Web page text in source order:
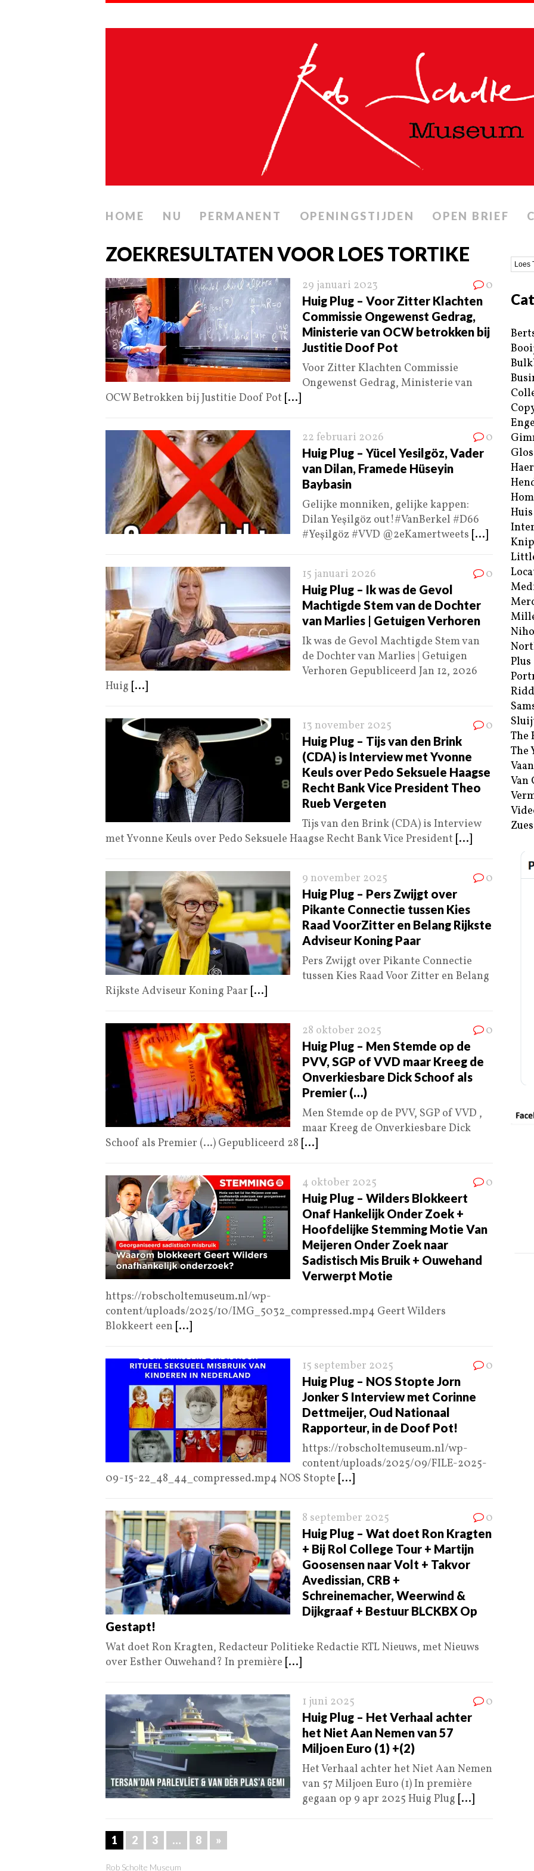
HOME NU PERMANENT OPENINGSTIJDEN OPEN BRIEF
ZOEKRESULTATEN VOOR LOES TORTIKE
29 januari 2023 0
Huig Plug – Voor Zitter Klachten
Commissie Ongewenst Gedrag,
Ministerie van OCW betrokken bij
Justitie Doof Pot
Voor Zitter Klachten Commissie
Ongewenst Gedrag, Ministerie van
OCW Betrokken bij Justitie Doof Pot [...]
22 februari 2026 0
Huig Plug – Yücel Yesilgöz, Vader
van Dilan, Framede Hüseyin
Baybasin
Gelijke monniken, gelijke kappen:
Dilan Yeşilgöz out!#VanBerkel #D66
#Yeşilgöz #VVD @2eKamertweets [...]
15 januari 2026 0
Huig Plug – Ik was de Gevol
Machtigde Stem van de Dochter
van Marlies | Getuigen Verhoren
Ik was de Gevol Machtigde Stem van
de Dochter van Marlies | Getuigen
Verhoren Gepubliceerd Jan 12, 2026
Huig [...]
13 november 2025 0
Huig Plug – Tijs van den Brink
(CDA) is Interview met Yvonne
Keuls over Pedo Seksuele Haagse
Recht Bank Vice President Theo
Rueb Vergeten
Tijs van den Brink (CDA) is Interview
met Yvonne Keuls over Pedo Seksuele Haagse Recht Bank Vice President [...]
9 november 2025 0
Huig Plug – Pers Zwijgt over
Pikante Connectie tussen Kies
Raad VoorZitter en Belang Rijkste
Adviseur Koning Paar
Pers Zwijgt over Pikante Connectie
tussen Kies Raad Voor Zitter en Belang
Rijkste Adviseur Koning Paar [...]
28 oktober 2025 0
Huig Plug – Men Stemde op de
PVV, SGP of VVD maar Kreeg de
Onverkiesbare Dick Schoof als
Premier (…)
Men Stemde op de PVV, SGP of VVD ,
maar Kreeg de Onverkiesbare Dick
Schoof als Premier (…) Gepubliceerd 28 [...]
4 oktober 2025 0
Huig Plug – Wilders Blokkeert
Onaf Hankelijk Onder Zoek +
Hoofdelijke Stemming Motie Van
Meijeren Onder Zoek naar
Sadistisch Mis Bruik + Ouwehand
Verwerpt Motie
https://robscholtemuseum.nl/wp-
content/uploads/2025/10/IMG_5032_compressed.mp4 Geert Wilders
Blokkeert een [...]
15 september 2025 0
Huig Plug – NOS Stopte Jorn
Jonker S Interview met Corinne
Dettmeijer, Oud Nationaal
Rapporteur, in de Doof Pot!
https://robscholtemuseum.nl/wp-
content/uploads/2025/09/FILE-2025-
09-15-22_48_44_compressed.mp4 NOS Stopte [...]
8 september 2025 0
Huig Plug – Wat doet Ron Kragten
+ Bij Rol College Tour + Martijn
Goosensen naar Volt + Takvor
Avedissian, CRB +
Schreinemacher, Weerwind &
Dijkgraaf + Bestuur BLCKBX Op
Gestapt!
Wat doet Ron Kragten, Redacteur Politieke Redactie RTL Nieuws, met Nieuws
over Esther Ouwehand? In première [...]
1 juni 2025 0
Huig Plug – Het Verhaal achter
het Niet Aan Nemen van 57
Miljoen Euro (1) +(2)
Het Verhaal achter het Niet Aan Nemen
van 57 Miljoen Euro (1) In première
gegaan op 9 apr 2025 Huig Plug [...]
1 2 3 … 8 »
Plus
The
The
Van
Rob Scholte Museum